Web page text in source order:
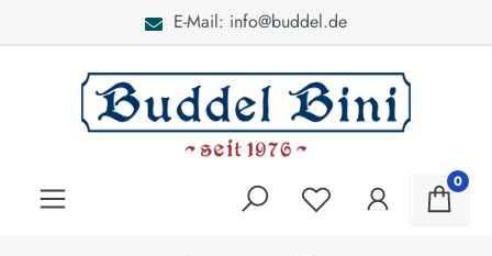
E-Mail: info@buddel.de
0